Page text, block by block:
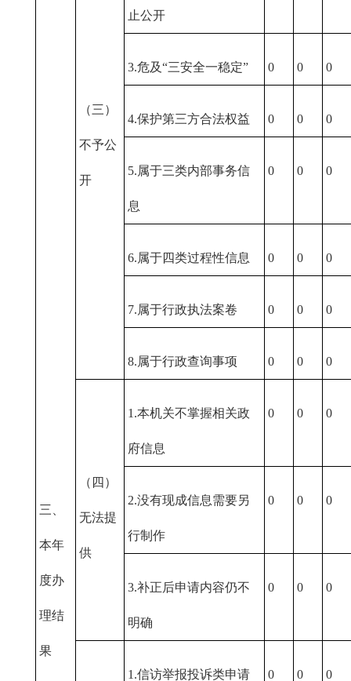
三、
本年
度办
理结
果
（三）
不予公
开
止公开
3.危及“三安全一稳定” 0 0 0
4.保护第三方合法权益 0 0 0
5.属于三类内部事务信
息
0 0 0
6.属于四类过程性信息 0 0 0
7.属于行政执法案卷 0 0 0
8.属于行政查询事项 0 0 0
（四）
无法提
供
1.本机关不掌握相关政
府信息
0 0 0
2.没有现成信息需要另
行制作
0 0 0
3.补正后申请内容仍不
明确
0 0 0
1.信访举报投诉类申请 0 0 0